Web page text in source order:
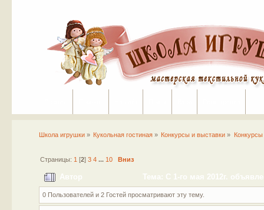
Школа игрушки» Кукольная гостиная » Конкурсы и выставки » Конкурсы
Страницы: 1 [2] 3 4 ... 10 Вниз
Автор Тема: С 1-го мая 2012г.
0 Пользователей и 2 Гостей просматривают эту тему.